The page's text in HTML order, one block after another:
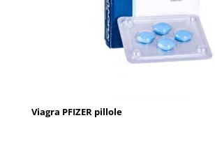
Viagra PFIZER pillole